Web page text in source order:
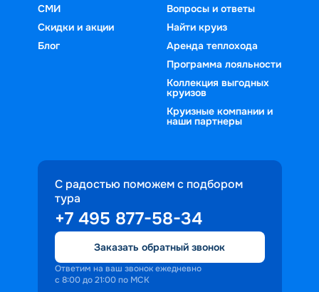
СМИ
Скидки и акции
Блог
Вопросы и ответы
Найти круиз
Аренда теплохода
Программа лояльности
Коллекция выгодных
круизов
Круизные компании и
наши партнеры
С радостью поможем с подбором
тура
+7 495 877-58-34
Заказать обратный звонок
Ответим на ваш звонок ежедневно
с 8:00 до 21:00 по МСК